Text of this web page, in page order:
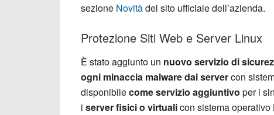
sezione Novitàdel sito ufficiale dell’azienda.
Protezione Siti Web e Server Linux
È stato aggiunto un nuovo servizio di
ogni minaccia malware dai servercon
disponibilecome servizio aggiuntivo per i
i server fisici o virtualicon sistema